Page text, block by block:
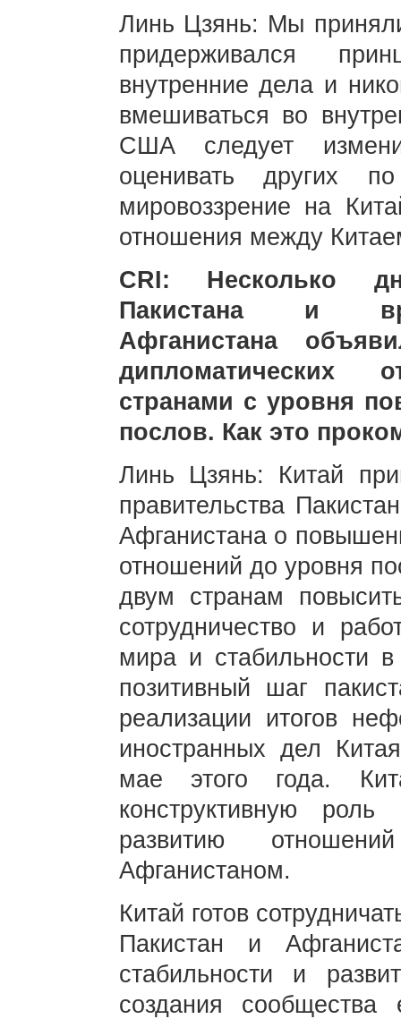
Линь Цзянь: Мы
придерживался
внутренние дела и
вмешиваться во
США следует
оценивать других
мировоззрение на
отношения между
CRI: Несколько
Пакистана и
Афганистана
дипломатических
странами с уровня
послов. Как это
Линь Цзянь: Китай
правительства
Афганистана о
отношений до уровня
двум странам
сотрудничество и
мира и стабильности
позитивный шаг
реализации итогов
иностранных дел
мае этого года.
конструктивную
развитию
Афганистаном.
Китай готов
Пакистан и
стабильности и
создания сообщества